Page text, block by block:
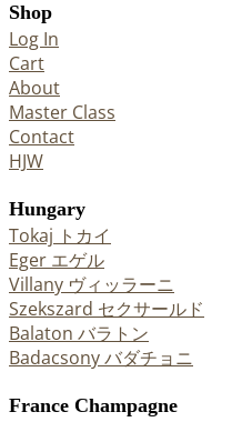
Shop
Log In
Cart
About
Master Class
Contact
HJW
Hungary
Tokaj トカイ
Eger エゲル
Villany ヴィッラーニ
Szekszard セクサールド
Balaton バラトン
Badacsony バダチョニ
France Champagne